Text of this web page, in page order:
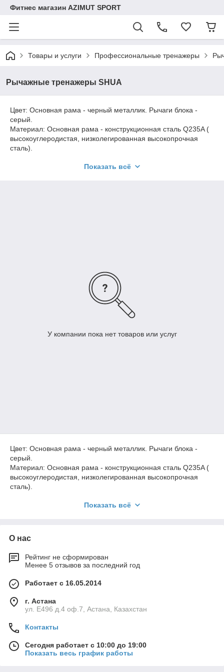
Фитнес магазин AZIMUT SPORT
Товары и услуги Профессиональные тренажеры
Рычажные тренажеры SHUA
Цвет: Основная рама - черный металлик. Рычаги блока -
серый.
Материал: Основная рама - конструкционная сталь Q235A (
высокоуглеродистая, низколегированная высокопрочная
сталь).
Профиль: Основная рама 120*50*T3.0
Показать всё
У компании пока нет товаров или услуг
Цвет: Основная рама - черный металлик. Рычаги блока -
серый.
Материал: Основная рама - конструкционная сталь Q235A (
высокоуглеродистая, низколегированная высокопрочная
сталь).
Профиль: Основная рама 120*50*T3.0
черный/серый. Тренажер со свободным весом, без стеков.
Показать всё
О нас
Рейтинг не сформирован
Менее 5 отзывов за последний год
Работает с 16.05.2014
г. Астана
ул. Е496 д.4 оф.7, Астана, Казахстан
Контакты
Сегодня работает с 10:00 до 19:00
Показать весь график работы